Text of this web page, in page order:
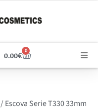
0.00€
0
/ Escova Serie T330 33mm